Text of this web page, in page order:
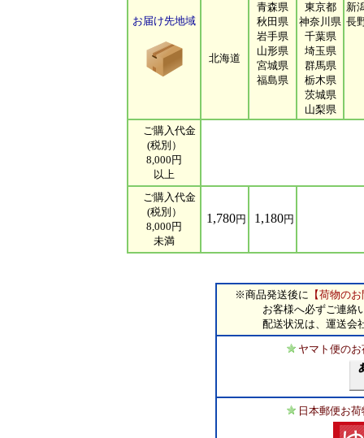
お届け先地域
北海道
青森県
秋田県
岩手県
山形県
宮城県
福島県
東京都
神奈川県
千葉県
埼玉県
群馬県
栃木県
茨城県
山梨県
新
長
ご購入代金
(税別）
8,000円
以上
ご購入代金
(税別）
8,000円
未満
1,780円 1,180円
※商品発送後に 【荷物の
お客様へ必ずご連絡い
配送状況は、運送会社
ヤマト便の
日本郵便お